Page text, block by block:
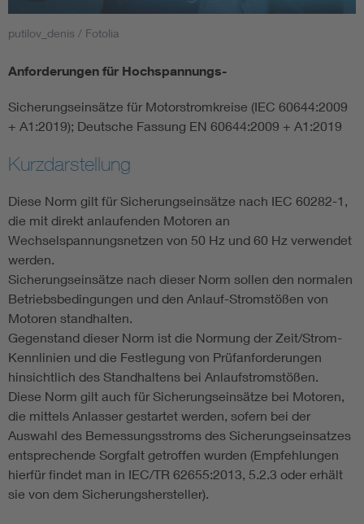
Smart Cities
DKE Fachinformationen im Kontext der Normung
Blitzschutz: DIN EN 62305 in der Übersicht
Circular Economy für mehr Ressourceneffizienz
Cybersecurity in der Industrieautomatisierung
DIN VDE 0100 für sichere Elektroinstallationen
Elektrofachkraft (EFK)
putilov_denis / Fotolia
Anforderungen für Hochspannungs-
Sicherungseinsätze für Motorstromkreise (IEC 60644:2009
+ A1:2019); Deutsche Fassung EN 60644:2009 + A1:2019
Kurzdarstellung
Diese Norm gilt für Sicherungseinsätze nach IEC 60282-1,
die mit direkt anlaufenden Motoren an
Wechselspannungsnetzen von 50 Hz und 60 Hz verwendet
werden.
Sicherungseinsätze nach dieser Norm sollen den normalen
Betriebsbedingungen und den Anlauf-Stromstößen von
Motoren standhalten.
Gegenstand dieser Norm ist die Normung der Zeit/Strom-
Kennlinien und die Festlegung von Prüfanforderungen
hinsichtlich des Standhaltens bei Anlaufstromstößen.
Diese Norm gilt auch für Sicherungseinsätze bei Motoren,
die mittels Anlasser gestartet werden, sofern bei der
Auswahl des Bemessungsstroms des Sicherungseinsatzes
entsprechende Sorgfalt getroffen wurden (Empfehlungen
hierfür findet man in IEC/TR 62655:2013, 5.2.3 oder erhält
sie von dem Sicherungshersteller).